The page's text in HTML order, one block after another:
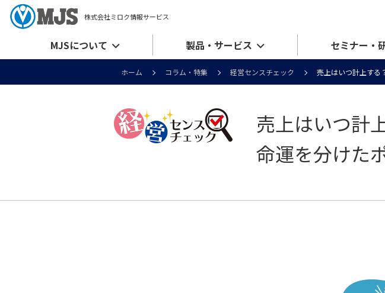
株式会社ミロク情報サービス
MJSについて 製品・サービス セミナー・
ホーム コラム・特集 経営センスチェック 売上はいつ計上する
売上はいつ計
命運を分けた